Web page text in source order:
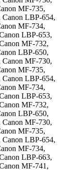
MF-735,
LBP-654,
MF-734,
LBP-653,
MF-732,
LBP-650,
MF-730,
MF-735,
LBP-654,
MF-734,
LBP-653,
MF-732,
LBP-650,
MF-730,
MF-735,
LBP-654,
MF-734,
LBP-663,
MF-741,